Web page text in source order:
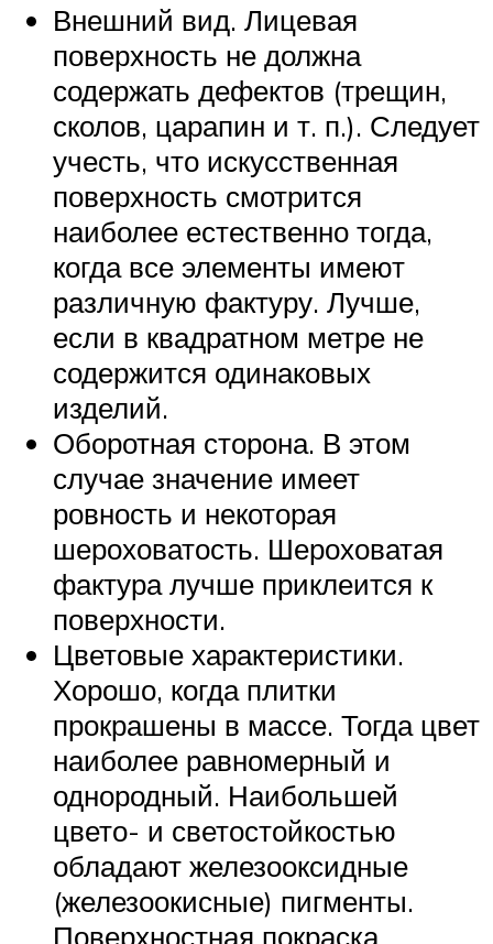
Внешний вид. Лицевая
поверхность не должна
содержать дефектов (трещин,
сколов, царапин и т. п.). Следует
учесть, что искусственная
поверхность смотрится
наиболее естественно тогда,
когда все элементы имеют
различную фактуру. Лучше,
если в квадратном метре не
содержится одинаковых
изделий.
Оборотная сторона. В этом
случае значение имеет
ровность и некоторая
шероховатость. Шероховатая
фактура лучше приклеится к
поверхности.
Цветовые характеристики.
Хорошо, когда плитки
прокрашены в массе. Тогда цвет
наиболее равномерный и
однородный. Наибольшей
цвето- и светостойкостью
обладают железооксидные
(железоокисные) пигменты.
Поверхностная покраска